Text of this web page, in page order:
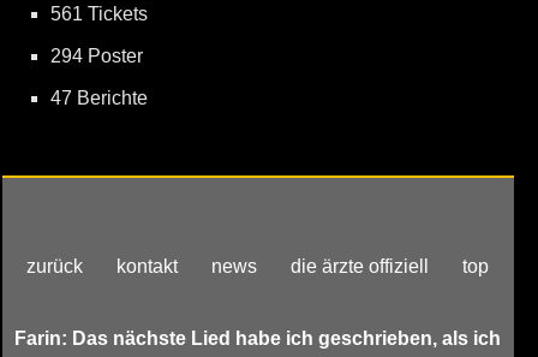
561 Tickets
294 Poster
47 Berichte
zurück kontakt news die ärzte offiziell top
Farin: Das nächste Lied habe ich geschrieben, als ich